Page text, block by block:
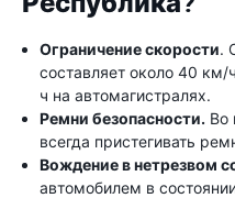
Ограничение скорости.
составляет около 40
ч на автомагистралях.
Ремни безопасности. Во
всегда пристегивать
Вождение в нетрезвом
автомобилем в